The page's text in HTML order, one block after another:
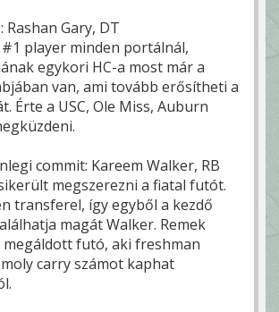
Rashan Gary, DT
player minden portálnál,
egykori HC-a most már a
van, ami tovább erősítheti a
Érte a USC, Ole Miss, Auburn
commit: Kareem Walker, RB
megszerezni a fiatal futót.
transferel, így egyből a kezdő
magát Walker. Remek
futó, aki freshman
carry számot kaphat